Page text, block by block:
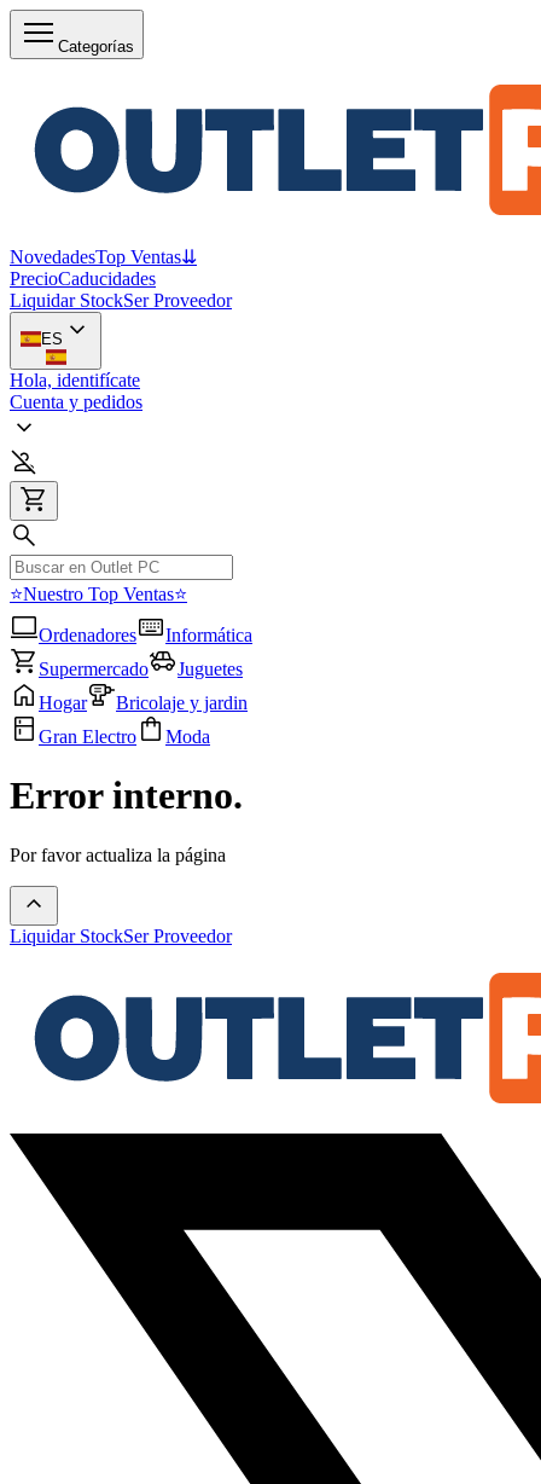
Categorías
NovedadesTop Ventas⇊
PrecioCaducidades
Liquidar StockSer Proveedor
ES
Hola, identifícate
Cuenta y pedidos
⭐Nuestro Top Ventas⭐
Ordenadores
Informática
Supermercado
Juguetes
Hogar
Bricolaje y jardin
Gran Electro
Moda
Error interno.
Por favor actualiza la página
Liquidar StockSer Proveedor